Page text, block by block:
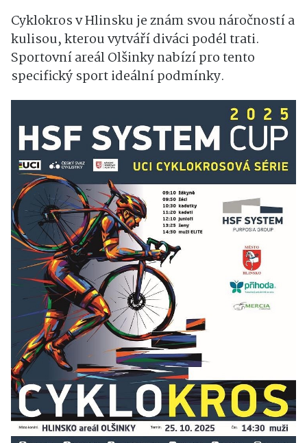
Cyklokros v Hlinsku je znám svou náročností a
kulisou, kterou vytváří diváci podél trati.
Sportovní areál Olšinky nabízí pro tento
specifický sport ideální podmínky.